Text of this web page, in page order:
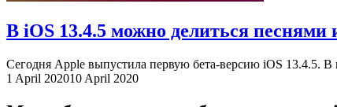
В iOS 13.4.5 можно делиться
Сегодня Apple выпустила первую бета-версию iOS 13.4.5.
1 April 202010 April 2020